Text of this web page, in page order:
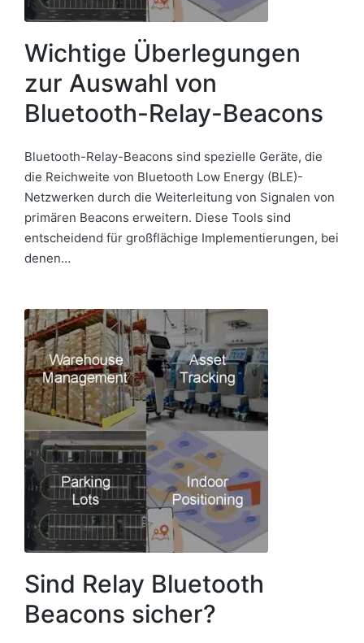
Wichtige Überlegungen
zur Auswahl von
Bluetooth-Relay-Beacons
Bluetooth-Relay-Beacons sind spezielle Geräte, die
die Reichweite von Bluetooth Low Energy (BLE)-
Netzwerken durch die Weiterleitung von Signalen von
primären Beacons erweitern. Diese Tools sind
entscheidend für großflächige Implementierungen, bei
denen…
Sind Relay Bluetooth
Beacons sicher?